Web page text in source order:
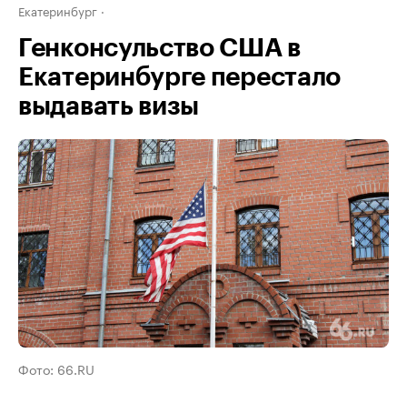
Екатеринбург
Генконсульство США в
Екатеринбурге перестало
выдавать визы
Фото: 66.RU